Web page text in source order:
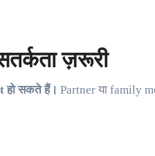
ज़रूरी
हो सकते हैं। Partner या family